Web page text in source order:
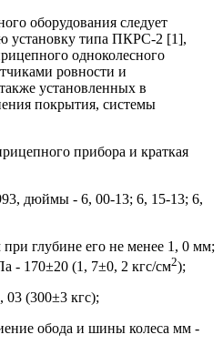
оборудования следует
установку типа ПКРС-2 [1],
одноколесного
ровности и
установленных в
покрытия, системы
прибора и краткая
дюймы - 6, 00-13; 6, 15-13; 6,
глубине его не менее 1, 0 мм;
- 170±20 (1, 7±0, 2 кгс/см2);
03 (300±3 кгс);
обода и шины колеса мм -